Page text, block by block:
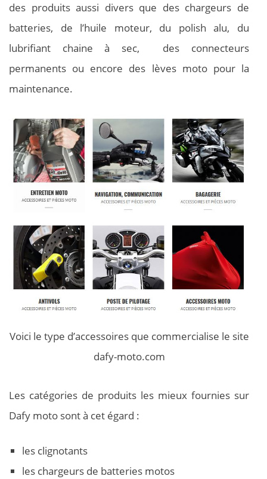
des produits aussi divers que des chargeurs de
batteries, de l’huile moteur, du polish alu, du
lubrifiant chaine à sec, des connecteurs
permanents ou encore des lèves moto pour la
maintenance.
Voici le type d’accessoires que commercialise le site
dafy-moto.com
Les catégories de produits les mieux fournies sur
Dafy moto sont à cet égard :
les clignotants
les chargeurs de batteries motos